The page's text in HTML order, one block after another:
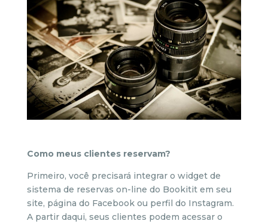
Como meus clientes reservam?
Primeiro, você precisará integrar o widget de
sistema de reservas on-line do Bookitit em seu
site, página do Facebook ou perfil do Instagram.
A partir daqui, seus clientes podem acessar o